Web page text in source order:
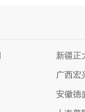
新疆正
广西宏
安徽德